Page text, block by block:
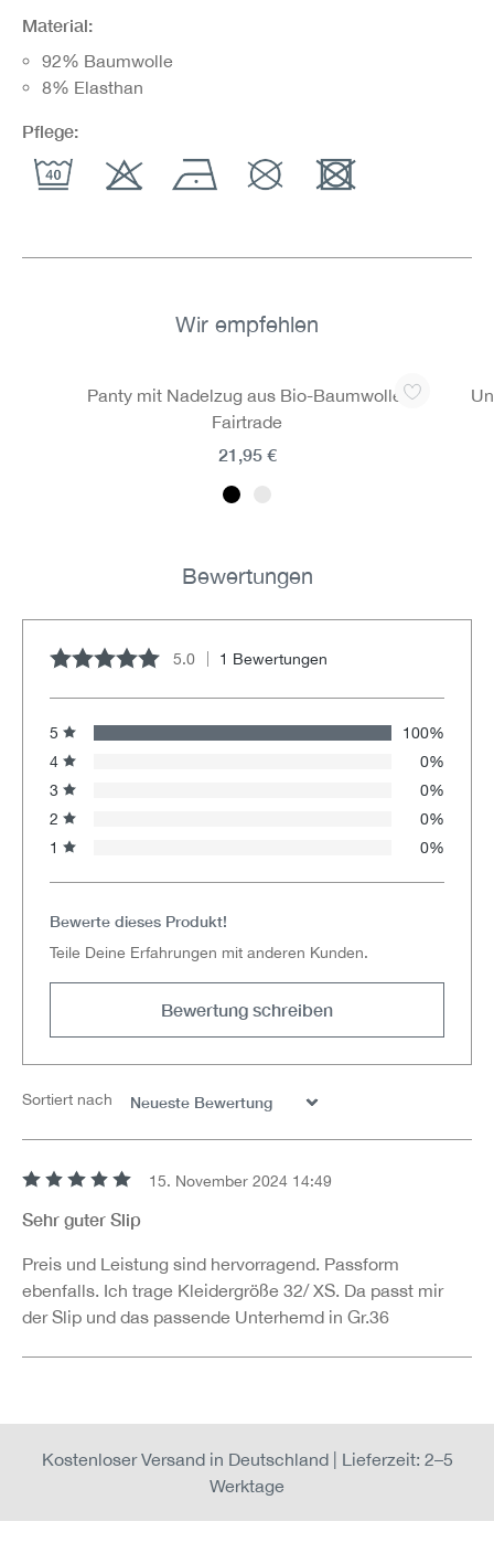
Material:
92% Baumwolle
8% Elasthan
Pflege:
Wir empfehlen
Panty mit Nadelzug aus Bio-Baumwolle,
Fairtrade
21,95 €
Bewertungen
Durchschnittliche Bewertung von 5 von 5 Sternen
5.0 1 Bewertungen
Sortiert nach
5
100%
4
0%
3
0%
2
0%
1
0%
Bewerte dieses Produkt!
Teile Deine Erfahrungen mit anderen Kunden.
Bewertung schreiben
15. November 2024 14:49
Sehr guter Slip
Preis und Leistung sind hervorragend. Passform
ebenfalls. Ich trage Kleidergröße 32/ XS. Da passt mir
der Slip und das passende Unterhemd in Gr.36
Kostenloser Versand in Deutschland | Lieferzeit: 2–5
Werktage